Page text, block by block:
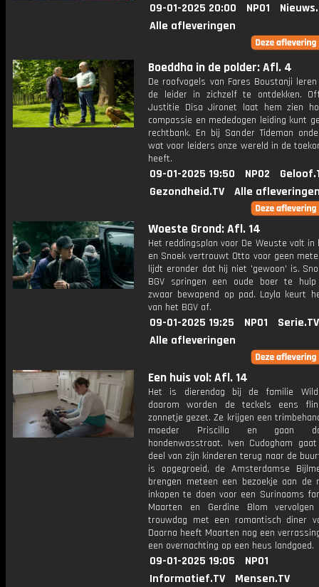
09-01-2025 20:00 NPO1
Alle afleveringen
Boeddha in de polder: Afl. 4
De roofvogels van Fares Boustanji
de leider in zichzelf te ontdekken.
Justitie Disa Jironet laat hem zien
compassie en mededogen leiding kunt
rechtbank. En bij Sander Tideman
wat voor leiders onze wereld in de
heeft.
09-01-2025 19:50 NPO2
Gezondheid.TV
Alle
Woeste Grond: Afl. 14
Het reddingsplan voor De Weuste valt
en Snoek vertrouwt Otto voor geen
lijdt eronder dat hij niet 'gewoon' is.
BGV springen een oude boer te
zwaar bewapend op pad. Layla keurt
van het BGV af.
09-01-2025 19:25 NPO1
Serie.TV
Alle afleveringen
Een huis vol: Afl. 14
Het is dierendag bij de familie
daarom worden de teckels eens
zonnetje gezet. Ze krijgen een
moeder Priscilla en gaan
hondenwasstraat. Iven Cudogham
deel van zijn kinderen terug naar de
is opgegroeid, de Amsterdamse
brengen meteen een bezoekje aan de
inkopen te doen voor een Surinaams
Maarten en Gerdine Blom
trouwdag met een romantisch diner
Daarna heeft Maarten nog een
een overnachting op een heus landgoed.
09-01-2025 19:05
NPO1
Informatief.TV
Mensen.TV